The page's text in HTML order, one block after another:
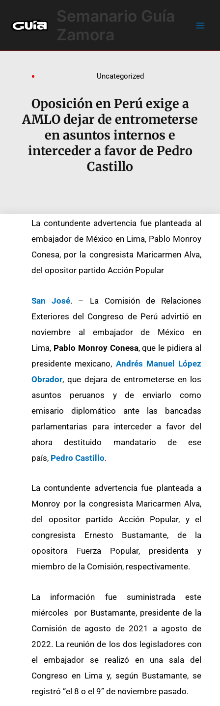
contenido
Semanario Guía
Zamora
Uncategorized
Oposición en Perú exige a
AMLO dejar de entrometerse
en asuntos internos e
interceder a favor de Pedro
Castillo
La contundente advertencia fue planteada al
embajador de México en Lima, Pablo Monroy
Conesa, por la congresista Maricarmen Alva,
del opositor partido Acción Popular
San José. – La Comisión de Relaciones
Exteriores del Congreso de Perú advirtió en
noviembre al embajador de México en
Lima, Pablo Monroy Conesa, que le pidiera al
presidente mexicano, Andrés Manuel López
Obrador, que dejara de entrometerse en los
asuntos peruanos y de enviarlo como
emisario diplomático ante las bancadas
parlamentarias para interceder a favor del
ahora destituido mandatario de ese
país, Pedro Castillo.
La contundente advertencia fue planteada a
Monroy por la congresista Maricarmen Alva,
del opositor partido Acción Popular, y el
congresista Ernesto Bustamante, de la
opositora Fuerza Popular, presidenta y
miembro de la Comisión, respectivamente.
La información fue suministrada este
miércoles por Bustamante, presidente de la
Comisión de agosto de 2021 a agosto de
2022. La reunión de los dos legisladores con
el embajador se realizó en una sala del
Congreso en Lima y, según Bustamante, se
registró “el 8 o el 9” de noviembre pasado.